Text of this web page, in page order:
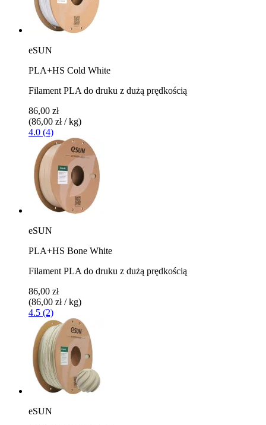
eSUN
PLA+HS Cold White
Filament PLA do druku z dużą prędkością
86,00 zł
(86,00 zł / kg)
4.0 (4)
eSUN
PLA+HS Bone White
Filament PLA do druku z dużą prędkością
86,00 zł
(86,00 zł / kg)
4.5 (2)
eSUN